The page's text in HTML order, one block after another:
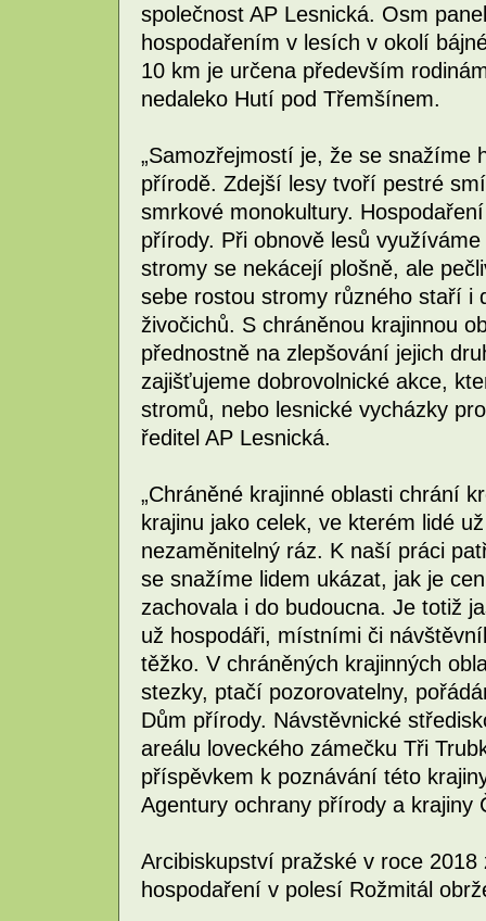
společnost AP Lesnická. Osm
hospodařením v lesích v okolí
10 km je určena především
nedaleko Hutí pod Třemšínem.
„Samozřejmostí je, že se snažíme
přírodě. Zdejší lesy tvoří pestré
smrkové monokultury.
přírody. Při obnově lesů
stromy se nekácejí plošně, ale
sebe rostou stromy různého staří i
živočichů. S chráněnou krajinnou
přednostně na zlepšování jejich
zajišťujeme dobrovolnické akce,
stromů, nebo lesnické vycházky
ředitel AP Lesnická.
„Chráněné krajinné oblasti chrání
krajinu jako celek, ve kterém lidé
nezaměnitelný ráz. K naší práci
se snažíme lidem ukázat, jak je
zachovala i do budoucna. Je totiž
už hospodáři, místními či
těžko. V chráněných krajinných
stezky, ptačí pozorovatelny,
Dům přírody. Návstěvnické
areálu loveckého zámečku Tři
příspěvkem k poznávání této
Agentury ochrany přírody a krajiny
Arcibiskupství pražské v roce
hospodaření v polesí Rožmitál